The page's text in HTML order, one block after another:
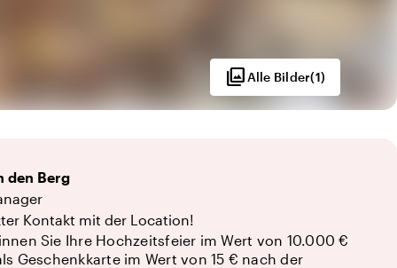
photo_libraryAlle Bilder(1)
10
den Berg
Kontakt mit der Location!
Sie Ihre Hochzeitsfeier im Wert von 10.000 €
Geschenkkarte im Wert von 15 € nach der